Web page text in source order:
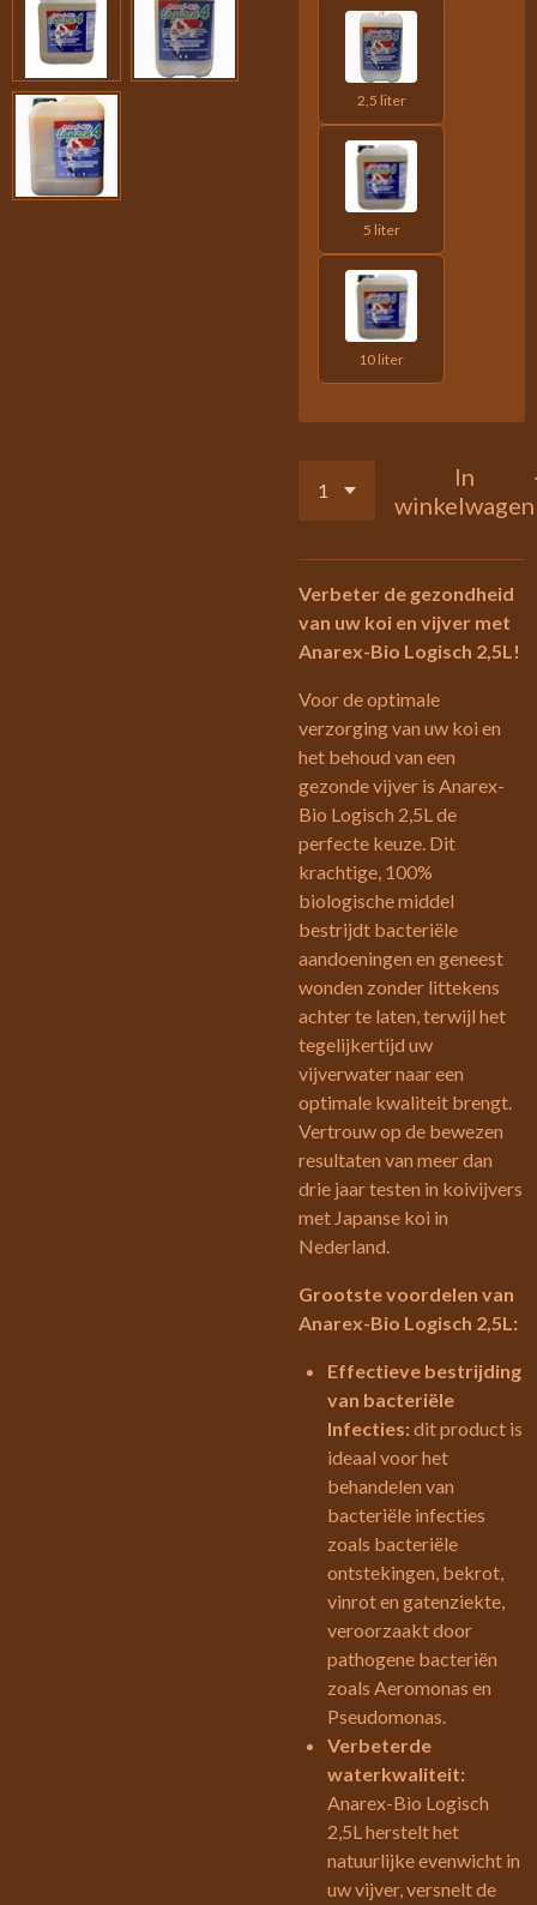
2,5 liter
5 liter
10 liter
In
winkelwagen
Verbeter de gezondheid
van uw koi en vijver met
Anarex-Bio Logisch 2,5L!
Voor de optimale
verzorging van uw koi en
het behoud van een
gezonde vijver is Anarex-
Bio Logisch 2,5L de
perfecte keuze. Dit
krachtige, 100%
biologische middel
bestrijdt bacteriële
aandoeningen en geneest
wonden zonder littekens
achter te laten, terwijl het
tegelijkertijd uw
vijverwater naar een
optimale kwaliteit brengt.
Vertrouw op de bewezen
resultaten van meer dan
drie jaar testen in koivijvers
met Japanse koi in
Nederland.
Grootste voordelen van
Anarex-Bio Logisch 2,5L:
Effectieve bestrijding
van bacteriële
Infecties:dit product is
ideaal voor het
behandelen van
bacteriële infecties
zoals bacteriële
ontstekingen, bekrot,
vinrot en gatenziekte,
veroorzaakt door
pathogene bacteriën
zoals Aeromonas en
Pseudomonas.
Verbeterde
waterkwaliteit:
Anarex-Bio Logisch
2,5L herstelt het
natuurlijke evenwicht in
uw vijver, versnelt de